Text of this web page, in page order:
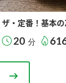
ザ・定番！基本
20 分